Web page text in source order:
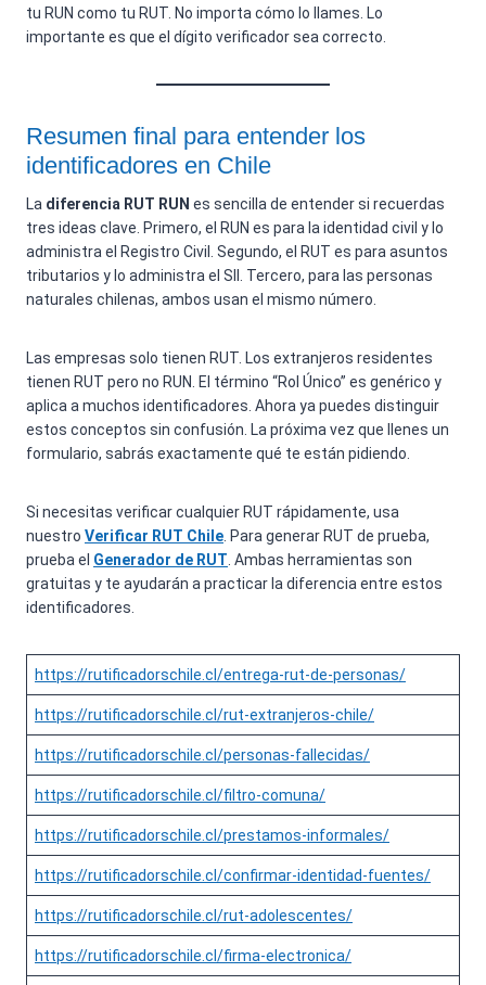
tu RUN como tu RUT. No importa cómo lo llames. Lo
importante es que el dígito verificador sea correcto.
Resumen final para entender los
identificadores en Chile
La diferencia RUT RUN es sencilla de entender si recuerdas
tres ideas clave. Primero, el RUN es para la identidad civil y lo
administra el Registro Civil. Segundo, el RUT es para asuntos
tributarios y lo administra el SII. Tercero, para las personas
naturales chilenas, ambos usan el mismo número.
Las empresas solo tienen RUT. Los extranjeros residentes
tienen RUT pero no RUN. El término “Rol Único” es genérico y
aplica a muchos identificadores. Ahora ya puedes distinguir
estos conceptos sin confusión. La próxima vez que llenes un
formulario, sabrás exactamente qué te están pidiendo.
Si necesitas verificar cualquier RUT rápidamente, usa
nuestro Verificar RUT Chile. Para generar RUT de prueba,
prueba el Generador de RUT. Ambas herramientas son
gratuitas y te ayudarán a practicar la diferencia entre estos
identificadores.
https://rutificadorschile.cl/entrega-rut-de-personas/
https://rutificadorschile.cl/rut-extranjeros-chile/
https://rutificadorschile.cl/personas-fallecidas/
https://rutificadorschile.cl/filtro-comuna/
https://rutificadorschile.cl/prestamos-informales/
https://rutificadorschile.cl/confirmar-identidad-fuentes/
https://rutificadorschile.cl/rut-adolescentes/
https://rutificadorschile.cl/firma-electronica/